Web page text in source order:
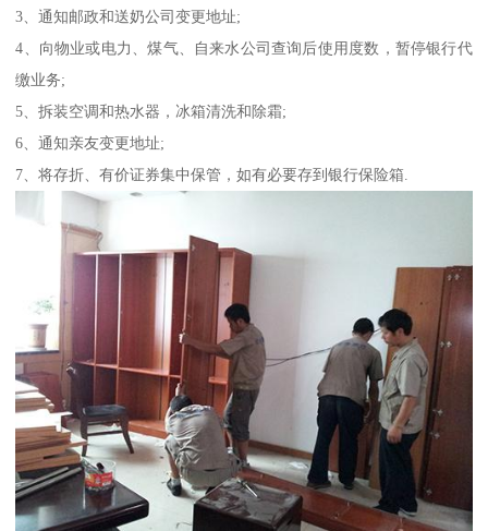
3、通知邮政和送奶公司变更地址;
4、向物业或电力、煤气、自来水公司查询后使用度数，暂停银行代
缴业务;
5、拆装空调和热水器，冰箱清洗和除霜;
6、通知亲友变更地址;
7、将存折、有价证券集中保管，如有必要存到银行保险箱.